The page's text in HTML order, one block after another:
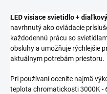
LED visiace svietidlo +
navrhnutý ako ovládacie
každodennú prácu so
obsluhy a umožňuje rýchlejšie
aktuálnym potrebám priestoru.
Pri používaní oceníte najmä
teplota chromatickosti 3000K -